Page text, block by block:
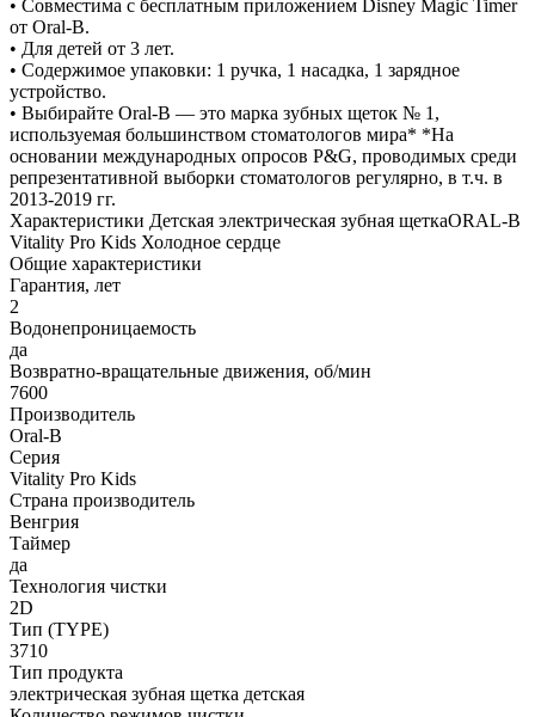
• Совместима с бесплатным приложением Disney Magic Timer
от Oral-B.
• Для детей от 3 лет.
• Содержимое упаковки: 1 ручка, 1 насадка, 1 зарядное
устройство.
• Выбирайте Oral-B — это марка зубных щеток № 1,
используемая большинством стоматологов мира* *На
основании международных опросов P&G, проводимых среди
репрезентативной выборки стоматологов регулярно, в т.ч. в
2013-2019 гг.
Характеристики Детская электрическая зубная щеткаORAL-B
Vitality Pro Kids Холодное сердце
Общие характеристики
Гарантия, лет
2
Водонепроницаемость
да
Возвратно-вращательные движения, об/мин
7600
Производитель
Oral-B
Серия
Vitality Pro Kids
Страна производитель
Венгрия
Таймер
да
Технология чистки
2D
Тип (TYPE)
3710
Тип продукта
электрическая зубная щетка детская